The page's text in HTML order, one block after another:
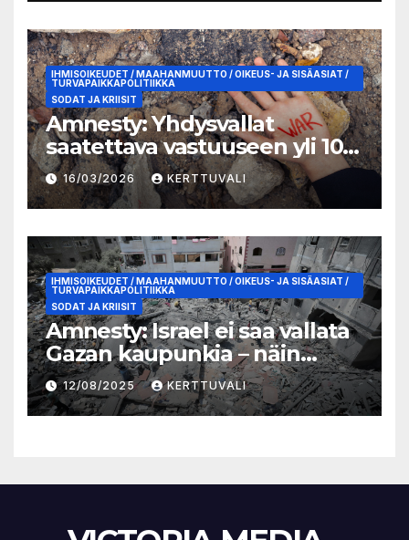
IHMISOIKEUDET / MAAHANMUUTTO / OIKEUS- JA SISÄASIAT /
TURVAPAIKKAPOLITIIKKA
SODAT JA KRIISIT
Amnesty: Yhdysvallat
saatettava vastuuseen yli 100
lasta tappaneesta
kouluiskusta Iranissa
16/03/2026 KERTTUVALI
IHMISOIKEUDET / MAAHANMUUTTO / OIKEUS- JA SISÄASIAT /
TURVAPAIKKAPOLITIIKKA
SODAT JA KRIISIT
Amnesty: Israel ei saa vallata
Gazan kaupunkia – näin
Suomen täytyy toimia
12/08/2025 KERTTUVALI